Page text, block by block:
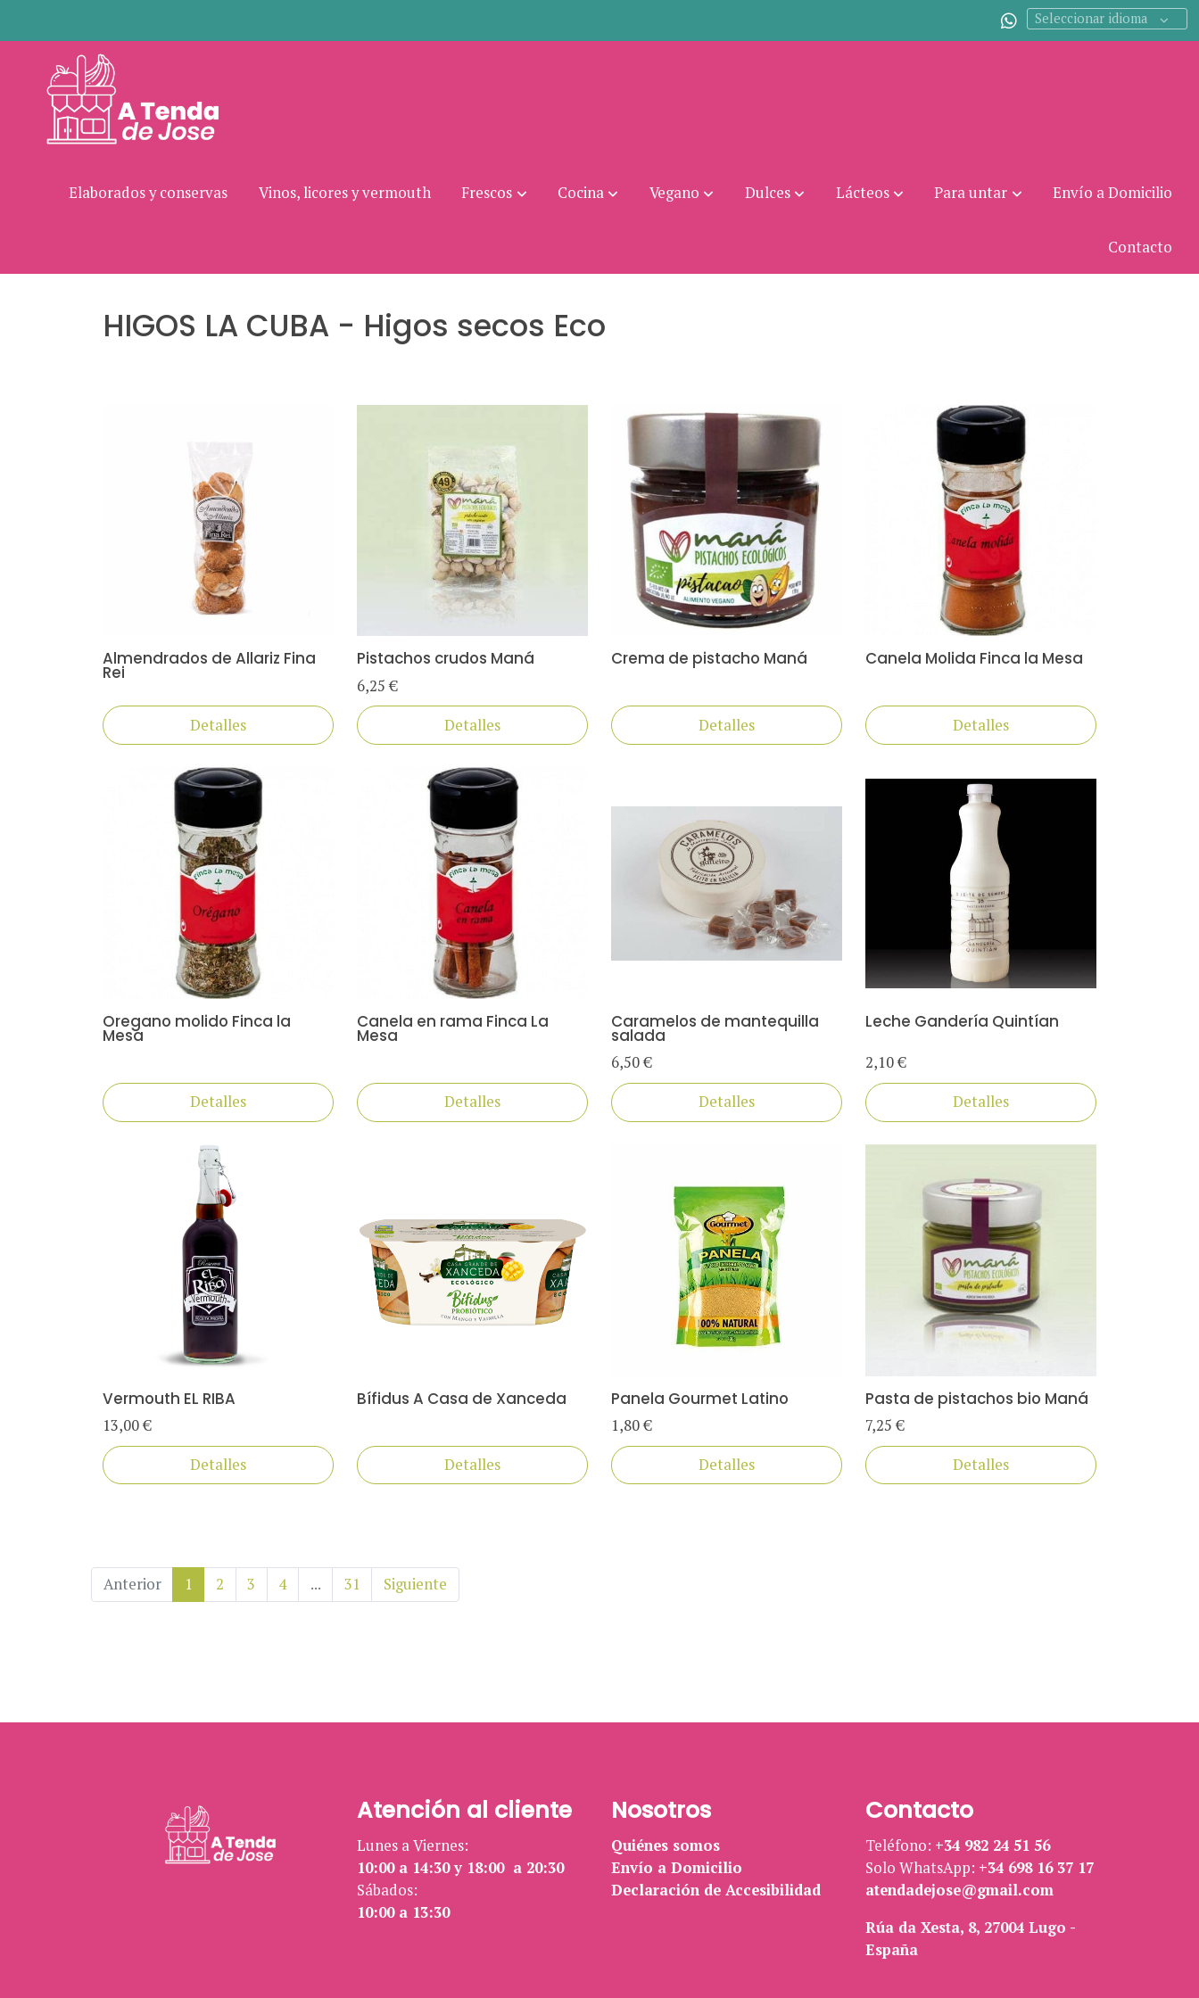
Seleccionar idioma
Elaborados y conservas Vinos, licores y vermouth Frescos Cocina Vegano Dulces Lácteos Para untar Envío a Domicilio
Contacto
HIGOS LA CUBA - Higos secos Eco
Almendrados de Allariz Fina
Rei
Detalles
Pistachos crudos Maná
6,25 €
Detalles
Crema de pistacho Maná
Detalles
Canela Molida Finca la Mesa
Detalles
Oregano molido Finca la
Mesa
Detalles
Canela en rama Finca La
Mesa
Detalles
Caramelos de mantequilla
salada
6,50 €
Detalles
Leche Gandería Quintían
2,10 €
Detalles
Vermouth EL RIBA
13,00 €
Detalles
Bífidus A Casa de Xanceda
Detalles
Panela Gourmet Latino
1,80 €
Detalles
Pasta de pistachos bio Maná
7,25 €
Detalles
Anterior 1 2 3 4 ... 31 Siguiente
Atención al cliente
Lunes a Viernes:
10:00 a 14:30 y 18:00 a 20:30
Sábados:
10:00 a 13:30
Nosotros
Quiénes somos
Envío a Domicilio
Declaración de Accesibilidad
Contacto
Teléfono: +34 982 24 51 56
Solo WhatsApp: +34 698 16 37 17
atendadejose@gmail.com
Rúa da Xesta, 8, 27004 Lugo -
España